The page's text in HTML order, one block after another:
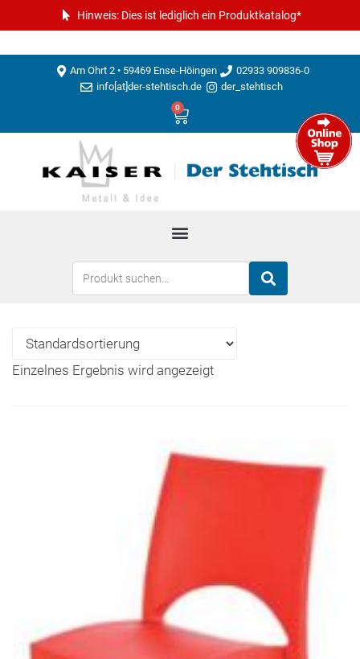
Hinweis: Dies ist lediglich ein Produktkatalog*
Am Ohrt 2 • 59469 Ense-Höingen
02933 909836-0
info[at]der-stehtisch.de
der_stehtisch
0
Einzelnes Ergebnis wird angezeigt